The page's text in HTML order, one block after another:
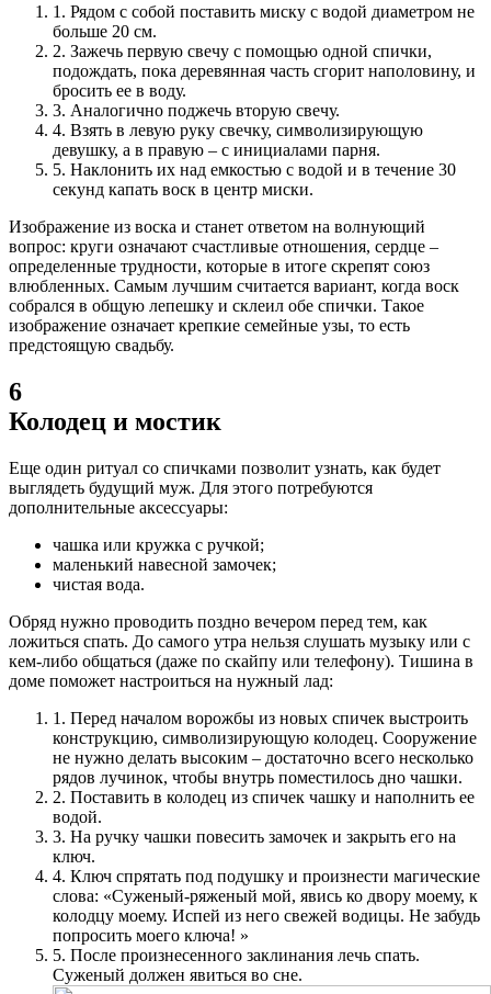
1. Рядом с собой поставить миску с водой диаметром не
больше 20 см.
2. Зажечь первую свечу с помощью одной спички,
подождать, пока деревянная часть сгорит наполовину, и
бросить ее в воду.
3. Аналогично поджечь вторую свечу.
4. Взять в левую руку свечку, символизирующую
девушку, а в правую – с инициалами парня.
5. Наклонить их над емкостью с водой и в течение 30
секунд капать воск в центр миски.
Изображение из воска и станет ответом на волнующий
вопрос: круги означают счастливые отношения, сердце –
определенные трудности, которые в итоге скрепят союз
влюбленных. Самым лучшим считается вариант, когда воск
собрался в общую лепешку и склеил обе спички. Такое
изображение означает крепкие семейные узы, то есть
предстоящую свадьбу.
6
Колодец и мостик
Еще один ритуал со спичками позволит узнать, как будет
выглядеть будущий муж. Для этого потребуются
дополнительные аксессуары:
чашка или кружка с ручкой;
маленький навесной замочек;
чистая вода.
Обряд нужно проводить поздно вечером перед тем, как
ложиться спать. До самого утра нельзя слушать музыку или с
кем-либо общаться (даже по скайпу или телефону). Тишина в
доме поможет настроиться на нужный лад:
1. Перед началом ворожбы из новых спичек выстроить
конструкцию, символизирующую колодец. Сооружение
не нужно делать высоким – достаточно всего несколько
рядов лучинок, чтобы внутрь поместилось дно чашки.
2. Поставить в колодец из спичек чашку и наполнить ее
водой.
3. На ручку чашки повесить замочек и закрыть его на
ключ.
4. Ключ спрятать под подушку и произнести магические
слова: «Суженый-ряженый мой, явись ко двору моему, к
колодцу моему. Испей из него свежей водицы. Не забудь
попросить моего ключа! »
5. После произнесенного заклинания лечь спать.
Суженый должен явиться во сне.